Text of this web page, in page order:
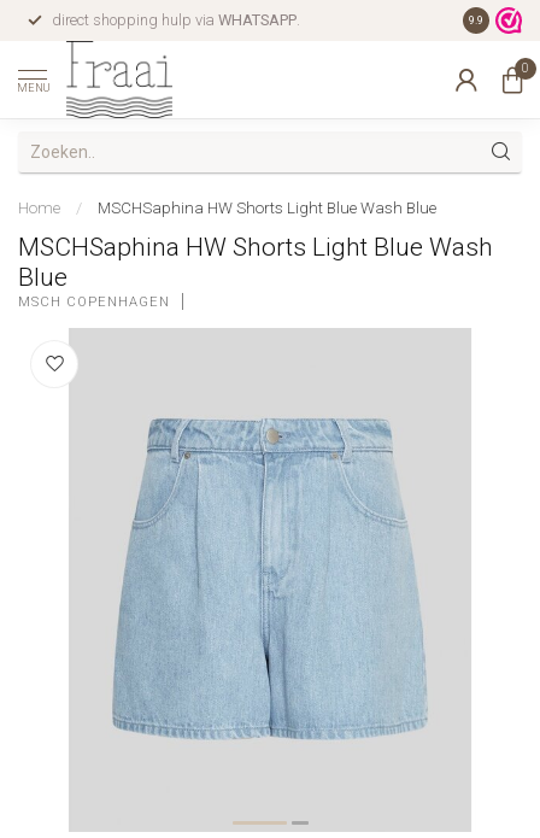
direct shopping hulp via WHATSAPP. gratis
9.9
MENU
0
Home / MSCHSaphina HW Shorts Light Blue Wash Blue
MSCHSaphina HW Shorts Light Blue Wash
Blue
MSCH COPENHAGEN